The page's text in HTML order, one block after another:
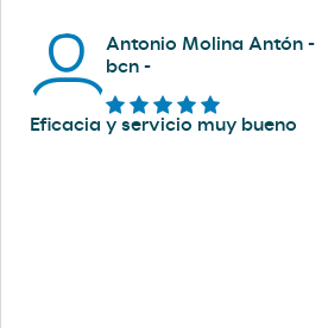
Antonio Molina Antón -
bcn -
Eficacia y servicio muy bueno